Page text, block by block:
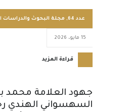
عدد 64 , مجلة البحوث والدراسات
15 مايو، 2026
قراءة المزيد
جهود العلامة محمد
السهسواني الهندي